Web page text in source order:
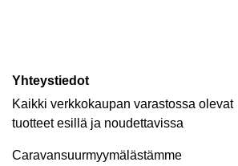
Yhteystiedot
Kaikki verkkokaupan varastossa olevat
tuotteet esillä ja noudettavissa
Caravansuurmyymälästämme